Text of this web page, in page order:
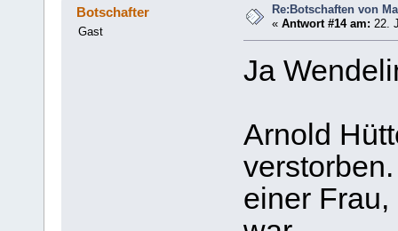
Botschafter
Gast
Re:Botschaften von
«Antwort #14 am: 22.
Ja
Arnold
einer